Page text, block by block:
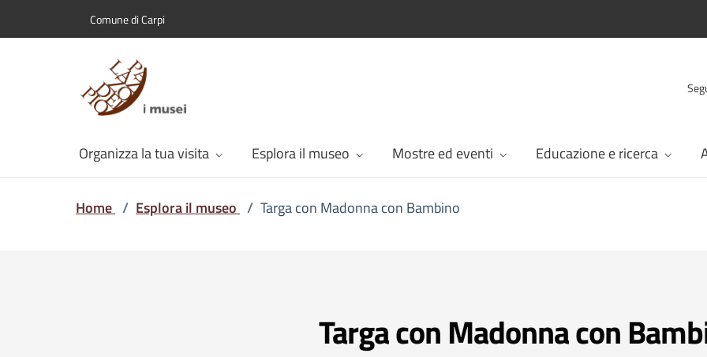
Comune di Carpi
Organizza la tua visita Esplora il museo Mostre ed eventi Educazione e ricerca
Home / Esplora il museo / Targa con Madonna con Bambino
Targa con Madonna con